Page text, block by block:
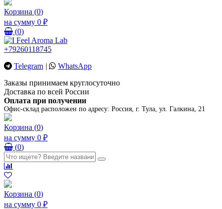
Корзина (0)
на сумму 0 ₽
(0)
+79260118745
Telegram |
WhatsApp
Заказы принимаем круглосуточно
Доставка по всей России
Оплата при получении
Офис-склад расположен по адресу: Россия, г. Тула, ул. Галкина, 21
Корзина (0)
на сумму 0 ₽
(0)
Корзина (0)
на сумму 0 ₽